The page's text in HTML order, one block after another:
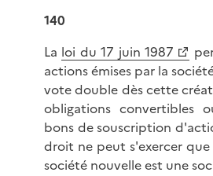
140
La loi du 17 juin 1987
actions émises par la
vote double dès cette
obligations convertibles
bons de souscription
droit ne peut s'exercer
société nouvelle est une